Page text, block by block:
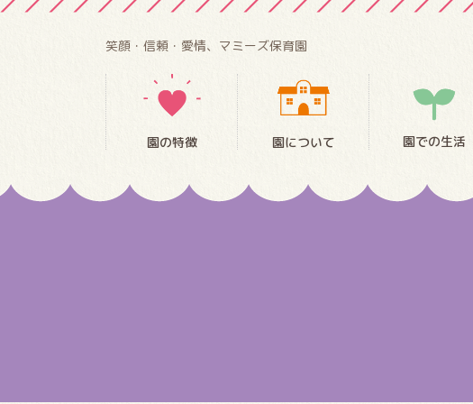
笑顔・信頼・愛情、マミーズ保育園
園の特徴 園について 園での生活